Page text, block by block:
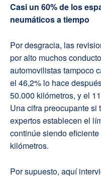
Casi un 60% de los
neumáticos a tiempo
Por desgracia, las
por alto muchos
automovilistas tampoco
el 46,2% lo hace
50.000 kilómetros, y el
Una cifra preocupante si
expertos establecen el
continúe siendo
kilómetros.
Por supuesto, aquí